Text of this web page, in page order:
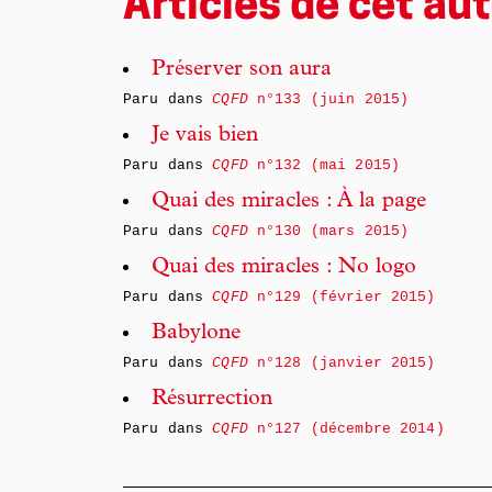
Préserver son aura
Paru dansCQFDn°133 (juin 2015)
Je vais bien
Paru dansCQFDn°132 (mai 2015)
Quai des miracles : À la page
Paru dansCQFDn°130 (mars 2015)
Quai des miracles : No logo
Paru dansCQFDn°129 (février 2015)
Babylone
Paru dansCQFDn°128 (janvier 2015)
Résurrection
Paru dansCQFDn°127 (décembre 2014)